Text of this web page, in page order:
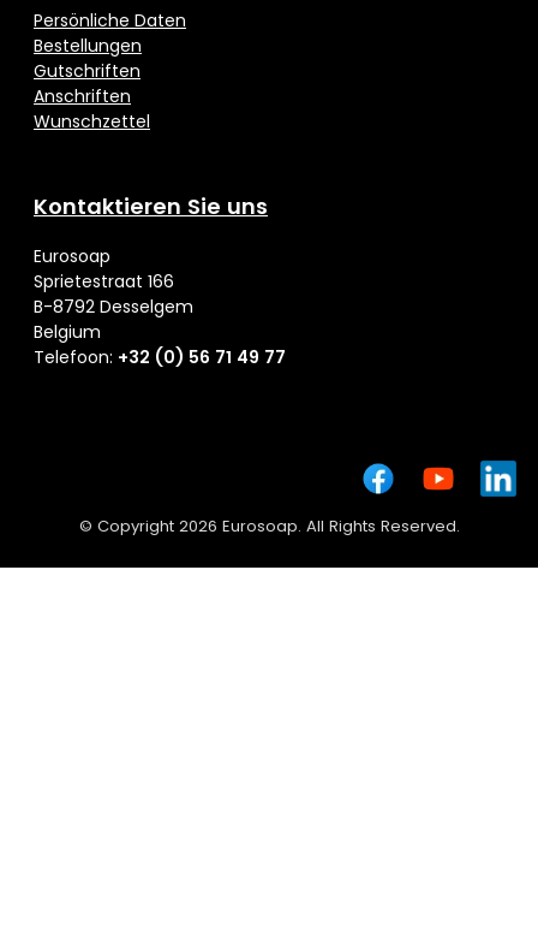
Persönliche Daten
Bestellungen
Gutschriften
Anschriften
Wunschzettel
Kontaktieren Sie uns
Eurosoap
Sprietestraat 166
B-8792 Desselgem
Belgium
Telefoon: +32 (0) 56 71 49 77
© Copyright 2026 Eurosoap. All Rights Reserved.